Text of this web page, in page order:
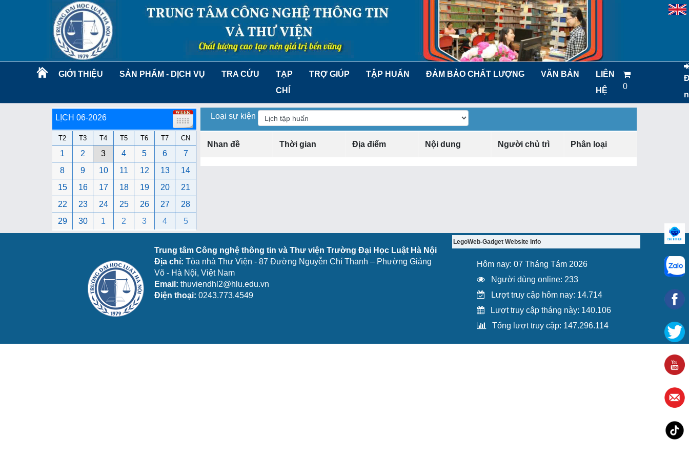
GIỚI THIỆU SẢN PHẨM - DỊCH VỤ TRA CỨU
TẠP
CHÍ
TRỢ GIÚP TẬP HUẤN ĐẢM BẢO CHẤT LƯỢNG VĂN BẢN
LIÊN
HỆ
0
LỊCH 06-2026
T2 T3 T4 T5 T6 T7 CN
1 2 3 4 5 6
7
8
9 10 11 12 13
14
15
16 17 18 19 20
21
22
23 24 25 26 27
28
29
30 1 2 3 4 5
Loại sự kiện
Nhan đề Thời gian Địa điểm Nội dung Người chủ trì Phân loại
Trung tâm Công nghệ thông tin và Thư viện Trường Đại Học Luật Hà Nội
Địa chỉ: Tòa nhà Thư Viện - 87 Đường Nguyễn Chí Thanh – Phường Giảng
Võ - Hà Nội, Việt Nam
Email: thuviendhl2@hlu.edu.vn
Điện thoại: 0243.773.4549
LegoWeb-Gadget Website Info
Hôm nay: 07 Tháng Tám 2026
Người dùng online: 233
Lượt truy cập hôm nay: 14.714
Lượt truy cập tháng này: 140.106
Tổng lượt truy cập: 147.296.114